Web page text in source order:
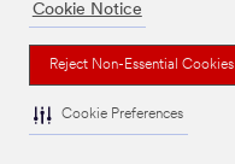
Cookie Notice
Reject Non-Essential Cookies
Cookie Preferences